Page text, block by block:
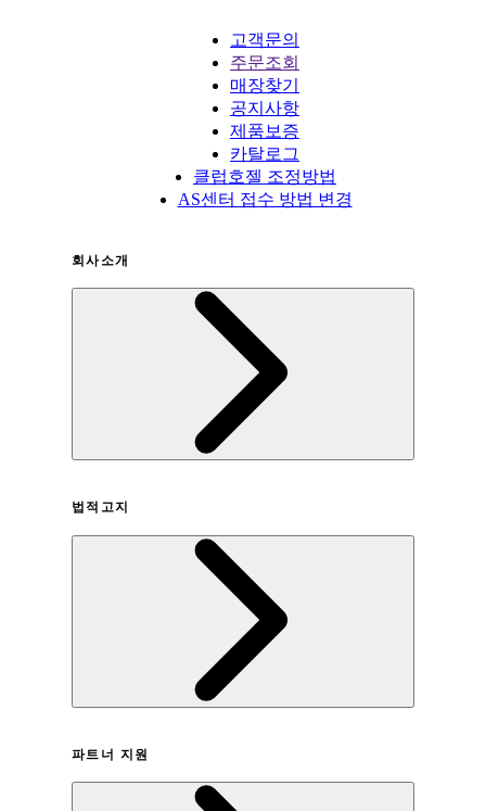
고객문의
주문조회
매장찾기
공지사항
제품보증
카탈로그
클럽호젤 조정방법
AS센터 접수 방법 변경
회사소개
법적고지
개인정보취급방침
파트너 지원